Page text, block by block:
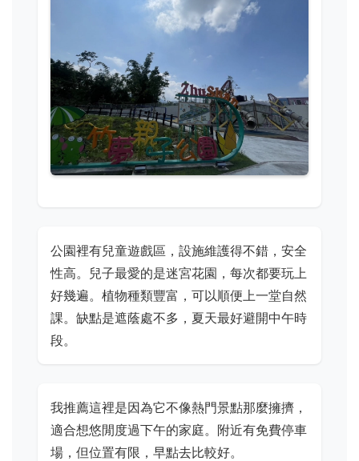
公園裡有兒童遊戲區，設施維護得不錯，安全
性高。兒子最愛的是迷宮花園，每次都要玩上
好幾遍。植物種類豐富，可以順便上一堂自然
課。缺點是遮蔭處不多，夏天最好避開中午時
段。
我推薦這裡是因為它不像熱門景點那麼擁擠，
適合想悠閒度過下午的家庭。附近有免費停車
場，但位置有限，早點去比較好。